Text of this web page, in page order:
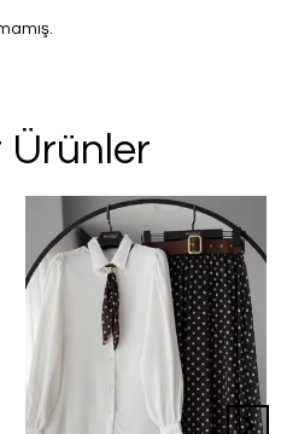
Ürünler